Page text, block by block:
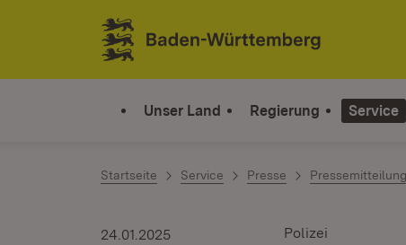
Zum Inhalt springen
Link zur Startseite
Unser Land Regierung Service
Startseite Service Presse
Polizei
24.01.2025